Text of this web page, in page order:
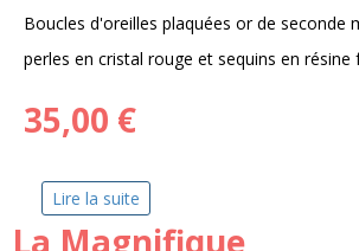
Boucles d'oreilles plaquées or de seconde
perles en cristal rouge et sequins en résine
35,00 €
Lire la suite
La Magnifique